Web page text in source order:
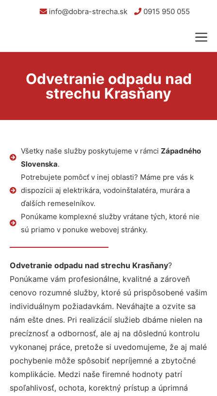
info@dobra-strecha.sk 0915 950 055
Odvetranie odpadu nad
strechu Krasňany
Všetky naše služby poskytujeme v rámci Západného
Slovenska.
Potrebujete pomôcť v inej oblasti? Máme pre vás k
dispozícii aj elektrikára, vodoinštalatéra, murára a
ďalších remeselníkov.
Ponúkame komplexné služby vrátane tých, ktoré nie
sú priamo v ponuke webovej stránky.
Odvetranie odpadu nad strechu Krasňany?
Ponúkame vám profesionálne, kvalitné a zároveň
cenovo rozumné služby, ktoré sú prispôsobené vašim
individuálnym požiadavkám. Neváhajte a ozvite sa
nám ešte dnes. Pri realizácií služieb dbáme nielen na
precíznosť a odbornosť, ale aj na dôslednú kontrolu
vykonanej práce, pretože si uvedomujeme, že aj malé
pochybenie môže spôsobiť nepríjemné a zbytočné
komplikácie. Medzi naše firemné hodnoty patrí
spoľahlivosť, ochota, korektný prístup a úprimná